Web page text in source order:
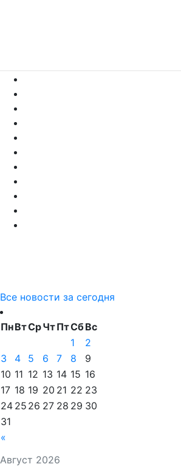
Все новости за сегодня
Август 2026
ПнВтСрЧтПтСбВс
«
1
2
3
4 5 6 7 8
9
10 11 12 13 14 15 16
17 18 19 20 21 22 23
24 25 26 27 28 29 30
31